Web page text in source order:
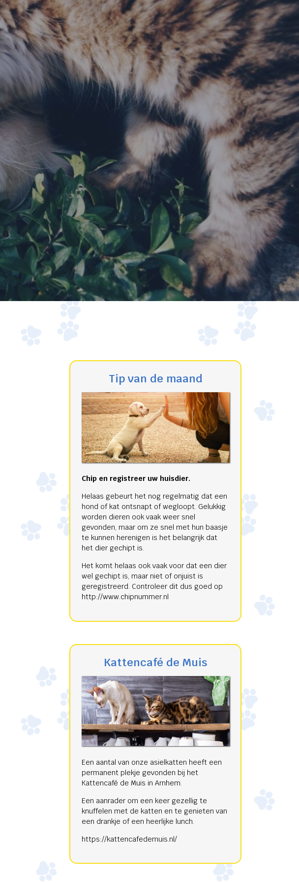
Tip van de maand
Chip en registreer uw huisdier.
Helaas gebeurt het nog regelmatig dat een
hond of kat ontsnapt of wegloopt. Gelukkig
worden dieren ook vaak weer snel
gevonden, maar om ze snel met hun baasje
te kunnen herenigen is het belangrijk dat
het dier gechipt is.
Het komt helaas ook vaak voor dat een dier
wel gechipt is, maar niet of onjuist is
geregistreerd. Controleer dit dus goed op
http://www.chipnummer.nl
Kattencafé de Muis
Een aantal van onze asielkatten heeft een
permanent plekje gevonden bij het
Kattencafé de Muis in Arnhem.
Een aanrader om een keer gezellig te
knuffelen met de katten en te genieten van
een drankje of een heerlijke lunch.
https://kattencafedemuis.nl/